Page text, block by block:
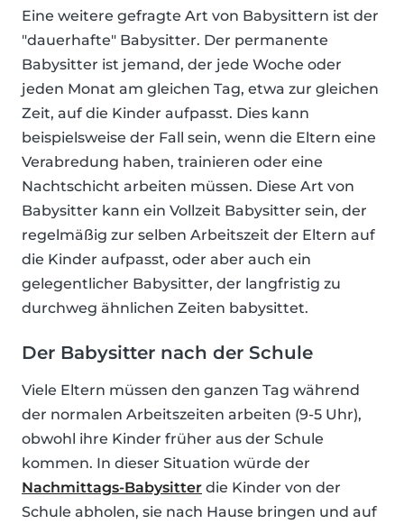
Eine weitere gefragte Art von Babysittern ist der
"dauerhafte" Babysitter. Der permanente
Babysitter ist jemand, der jede Woche oder
jeden Monat am gleichen Tag, etwa zur gleichen
Zeit, auf die Kinder aufpasst. Dies kann
beispielsweise der Fall sein, wenn die Eltern eine
Verabredung haben, trainieren oder eine
Nachtschicht arbeiten müssen. Diese Art von
Babysitter kann ein Vollzeit Babysitter sein, der
regelmäßig zur selben Arbeitszeit der Eltern auf
die Kinder aufpasst, oder aber auch ein
gelegentlicher Babysitter, der langfristig zu
durchweg ähnlichen Zeiten babysittet.
Der Babysitter nach der Schule
Viele Eltern müssen den ganzen Tag während
der normalen Arbeitszeiten arbeiten (9-5 Uhr),
obwohl ihre Kinder früher aus der Schule
kommen. In dieser Situation würde der
Nachmittags-Babysitter die Kinder von der
Schule abholen, sie nach Hause bringen und auf